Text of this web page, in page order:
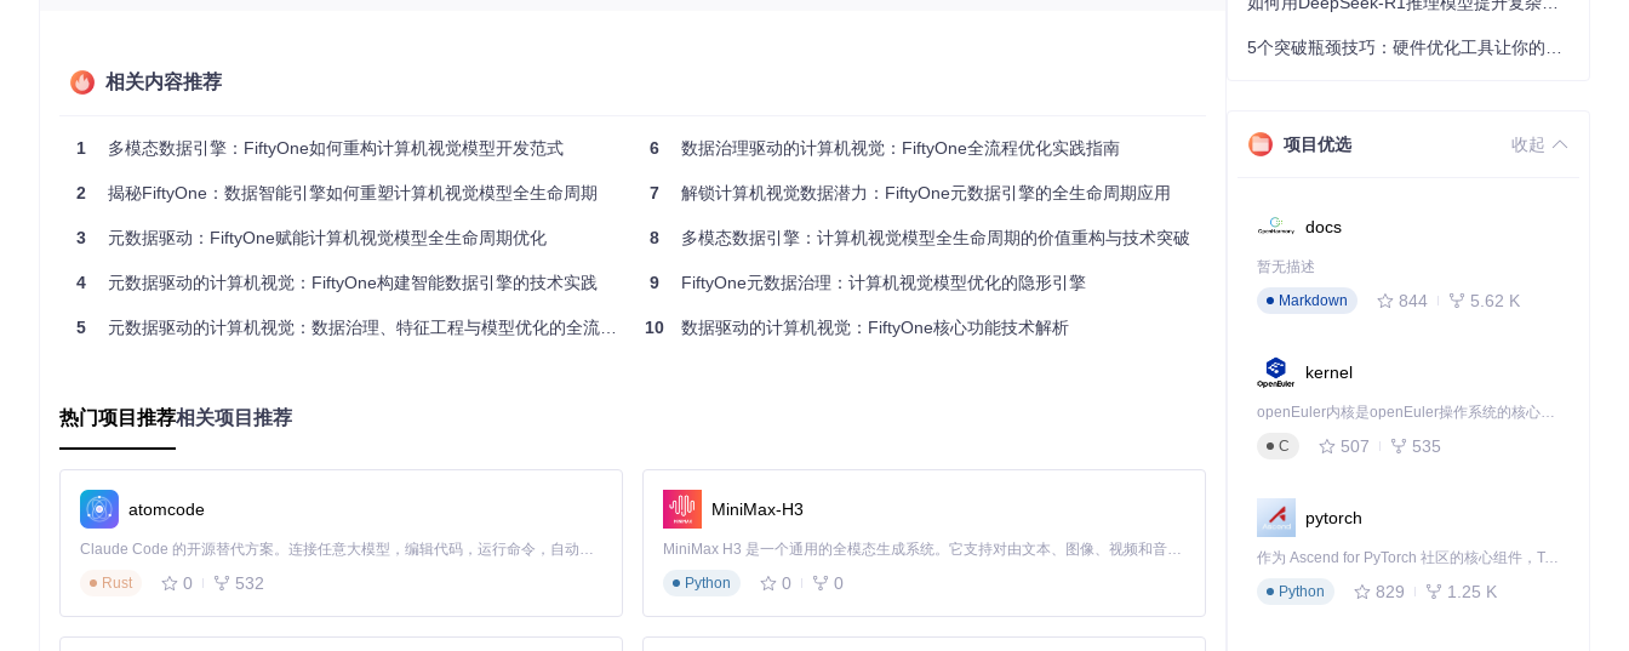
2.1 自动化元数据提取
a()
方法，可以批量处理整个数据集，确保元数据的完整性和一致性。
2.2 交互式数据质量分析
效率。
图1：FiftyOne去重功能界面，显示相似图像分组，帮助用户快速识别和移除重复样本
基于提取的元数据，FiftyOne支持通过
训练提供数据依据。
三、实战指南：从零开始优化计算机视觉数据集
以下通过完整案例，展示如何使用FiftyOne进行数据集管理和优化的具体步骤。
相关内容推荐
1 多模态数据引擎：FiftyOne如何重构计算机视觉模型开发范式
2 揭秘FiftyOne：数据智能引擎如何重塑计算机视觉模型全生命周期
3 元数据驱动：FiftyOne赋能计算机视觉模型全生命周期优化
4 元数据驱动的计算机视觉：FiftyOne构建智能数据引擎的技术实践
5 元数据驱动的计算机视觉：数据治理、特征工程与模型优化的全流程实践
6 数据治理驱动的计算机视觉：FiftyOne全流程优化实践指南
7 解锁计算机视觉数据潜力：FiftyOne元数据引擎的全生命周期应用
8 多模态数据引擎：计算机视觉模型全生命周期的价值重构与技术突破
9 FiftyOne元数据治理：计算机视觉模型优化的隐形引擎
10 数据驱动的计算机视觉：FiftyOne核心功能技术解析
热门项目推荐相关项目推荐
atomcode
Claude Code 的开源替代方案。连接任意大模型，编辑代码，运行命令，自动验证 — 全自动执行。用 Rust 构建，极致性能。 ｜ An open-source alternative to Claude Code. Connect any LLM, edit code, run commands, and verify changes — autonomously. Built in Rust for speed. Get Started
Rust
0 532
MiniMax-H3
MiniMax H3 是一个通用的全模态生成系统。它支持对由文本、图像、视频和音频组成的多模态上下文进行统一理解，并能生成分辨率高达 2K、时长可达 15 秒的带原生立体声音频的视频。得益于面向任务泛化的系统设计，H3 在预训练阶段就已具备广泛的多模态上下文理解与生成能力，能够出色地执行复杂的多模态指令。
Python
0 0
项目优选 收起
docs
暂无描述
Markdown
844 5.62 K
kernel
openEuler内核是openEuler操作系统的核心，既是系统性能与稳定性的基石，也是连接处理器、设备与服务的桥梁。
C
507 535
pytorch
作为 Ascend for PyTorch 社区的核心组件，TorchNPU 是昇腾专为 PyTorch 打造的深度学习适配插件，使 PyTorch 框架能够直接调用昇腾 NPU，为开发者提供昇腾 AI 处理器的超强算力。
Python
829 1.25 K